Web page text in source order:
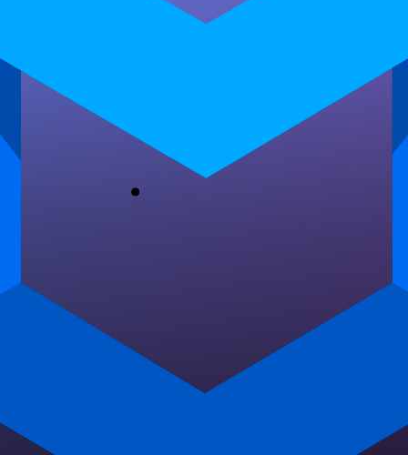
trainer e conceitos de emagrecimento para
aplicar em programas de grupo. Guia completo